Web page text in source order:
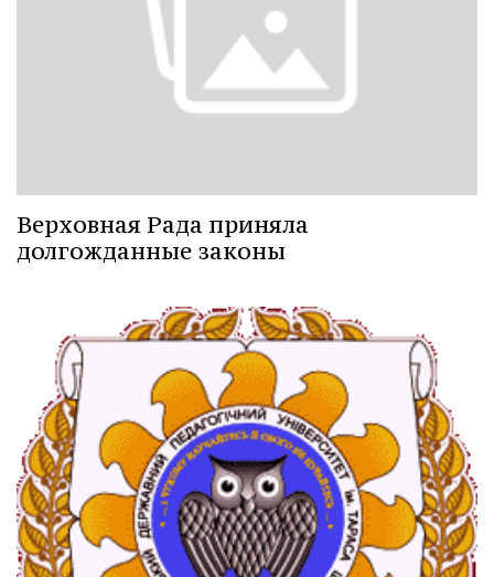
Верховная Рада приняла
долгожданные законы